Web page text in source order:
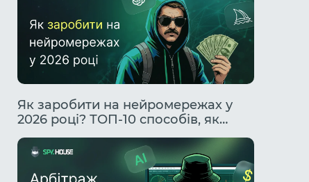
Як заробити на нейромережах у
2026 році? ТОП-10 способів, як
заробити за допомогою ІІ.